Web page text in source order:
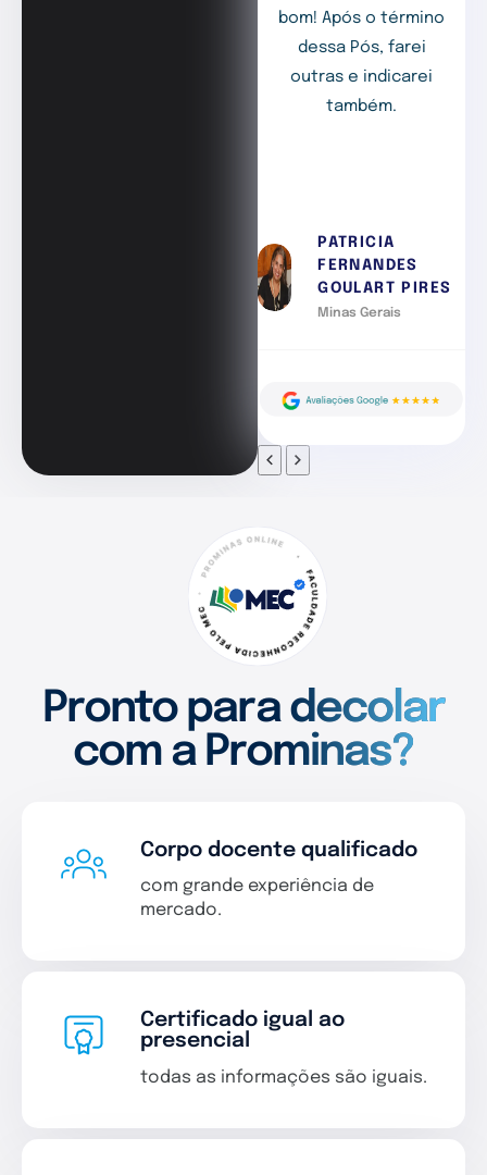
bom! Após o término
dessa Pós, farei
outras e indicarei
também.
PATRICIA
FERNANDES
GOULART PIRES
Minas Gerais
Pronto para decolar
com a Prominas?
Corpo docente qualificado
com grande experiência de
mercado.
Certificado igual ao
presencial
todas as informações são iguais.